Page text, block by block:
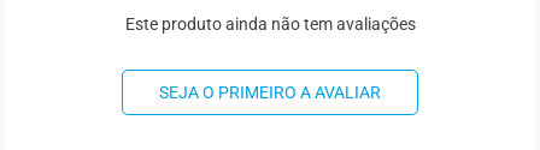
Este produto ainda não tem avaliações
SEJA O PRIMEIRO A AVALIAR